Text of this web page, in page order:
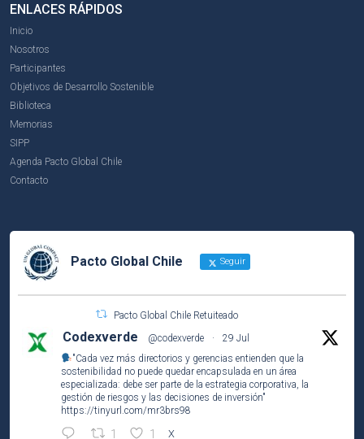
ENLACES RÁPIDOS
Inicio
Nosotros
Participantes
Objetivos de Desarrollo Sostenible
Biblioteca
Memorias
SIPP
Agenda Pacto Global Chile
Contacto
Pacto Global Chile Seguir
Pacto Global Chile Retuiteado
Codexverde @codexverde ·
29 Jul
"Cada vez más directorios y gerencias entienden que la
sostenibilidad no puede quedar encapsulada en un área
especializada: debe ser parte de la estrategia corporativa, la
gestión de riesgos y las decisiones de inversión"
https://tinyurl.com/mr3brs98
1 1 X